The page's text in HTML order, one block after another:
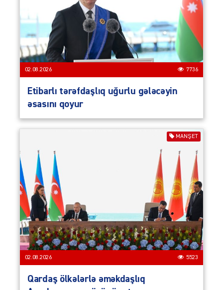
02.08.2026 7736
Etibarlı tərəfdaşlıq uğurlu gələcəyin
əsasını qoyur
MANŞET
02.08.2026 5523
Qardaş ölkələrlə əməkdaşlıq